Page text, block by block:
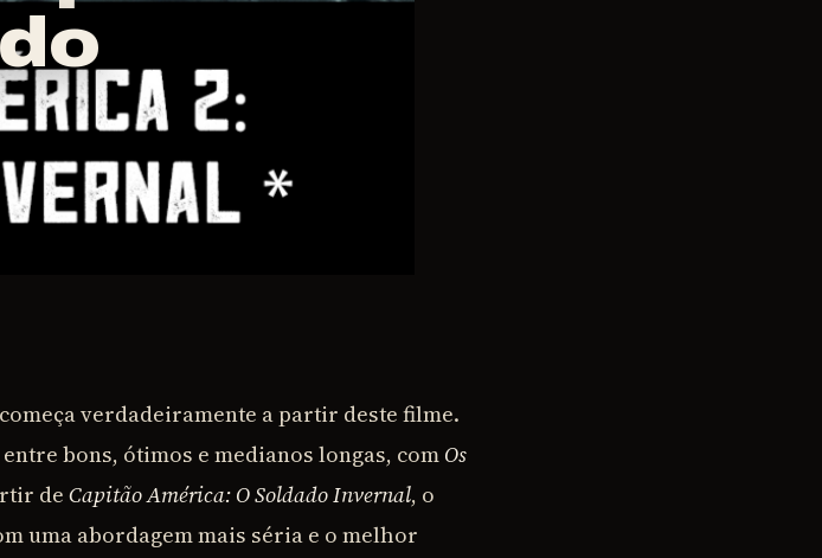
verdadeiramente a partir deste filme.
bons, ótimos e medianos longas, com Os
deCapitão América: O Soldado Invernal, o
uma abordagem mais séria e o melhor